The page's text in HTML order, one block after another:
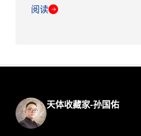
阅读 →
天体收藏家-孙国佑